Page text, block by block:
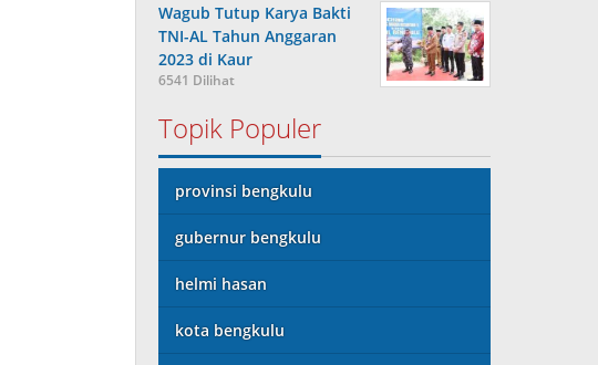
Wagub Tutup Karya Bakti
TNI-AL Tahun Anggaran
2023 di Kaur
6541 Dilihat
Topik Populer
provinsi bengkulu
gubernur bengkulu
helmi hasan
kota bengkulu